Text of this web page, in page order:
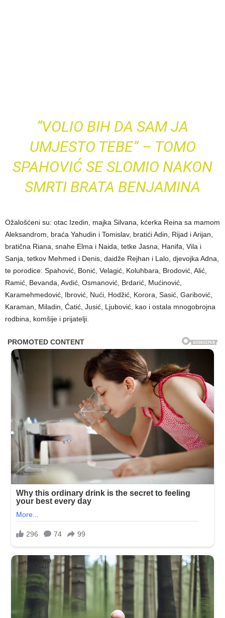
“VOLIO BIH DA SAM JA
UMJESTO TEBE” – TOMO
SPAHOVIĆ SE SLOMIO NAKON
SMRTI BRATA BENJAMINA
Ožalošćeni su: otac Izedin, majka Silvana, kćerka Reina sa mamom
Aleksandrom, braća Yahudin i Tomislav, bratići Adin, Rijad i Arijan,
bratična Riana, snahe Elma i Naida, tetke Jasna, Hanifa, Vila i
Sanja, tetkov Mehmed i Denis, daidže Rejhan i Lalo, djevojka Adna,
te porodice: Spahović, Bonić, Velagić, Koluhbara, Brodović, Alić,
Ramić, Bevanda, Avdić, Osmanović, Brdarić, Mućinović,
Karamehmedović, Ibrović, Nući, Hodžić, Korora, Sasić, Garibović,
Karaman, Miladin, Ćatić, Jusić, Ljubović, kao i ostala mnogobrojna
rodbina, komšije i prijatelji.